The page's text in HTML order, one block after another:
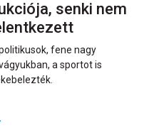
senki nem
fene nagy
a sportot is